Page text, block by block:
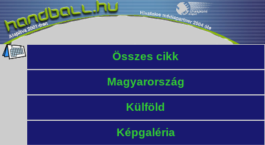
Összes cikk
Magyarország
Külföld
Képgaléria